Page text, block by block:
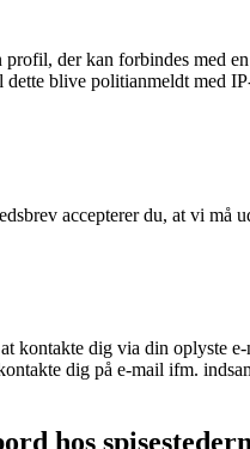
der kan forbindes med
blive politianmeldt med
accepterer du, at vi må
kontakte dig via din oplyste
dig på e-mail ifm.
hos